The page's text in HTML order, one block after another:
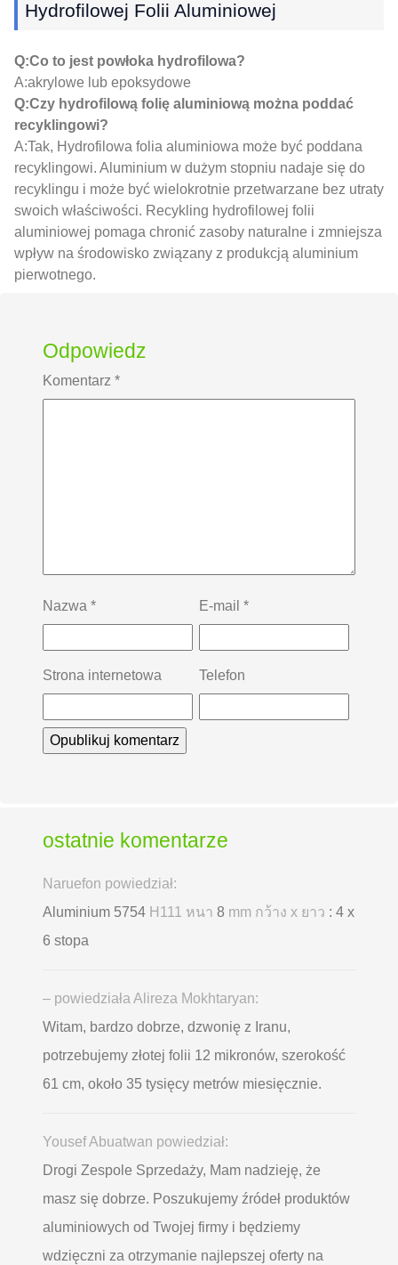
Hydrofilowej Folii Aluminiowej
Q:Co to jest powłoka hydrofilowa?
A:akrylowe lub epoksydowe
Q:Czy hydrofilową folię aluminiową można poddać
recyklingowi?
A:Tak, Hydrofilowa folia aluminiowa może być poddana
recyklingowi. Aluminium w dużym stopniu nadaje się do
recyklingu i może być wielokrotnie przetwarzane bez utraty
swoich właściwości. Recykling hydrofilowej folii
aluminiowej pomaga chronić zasoby naturalne i zmniejsza
wpływ na środowisko związany z produkcją aluminium
pierwotnego.
Odpowiedz
Komentarz *
Nazwa * E-mail *
Strona internetowa Telefon
ostatnie komentarze
Naruefon powiedział:
Aluminium 5754 H111 หนา 8 mm กว้าง x ยาว : 4 x
6 stopa
– powiedziała Alireza Mokhtaryan:
Witam, bardzo dobrze, dzwonię z Iranu,
potrzebujemy złotej folii 12 mikronów, szerokość
61 cm, około 35 tysięcy metrów miesięcznie.
Yousef Abuatwan powiedział:
Drogi Zespole Sprzedaży, Mam nadzieję, że
masz się dobrze. Poszukujemy źródeł produktów
aluminiowych od Twojej firmy i będziemy
wdzięczni za otrzymanie najlepszej oferty na